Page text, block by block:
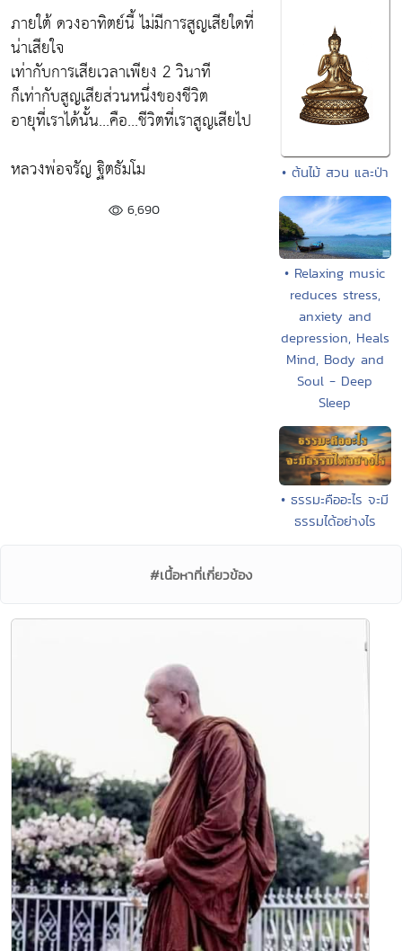
ภายใต้ ดวงอาทิตย์นี้ ไม่มีการสูญเสียใดที่
น่าเสียใจ
เท่ากับการเสียเวลาเพียง 2 วินาที
ก็เท่ากับสูญเสียส่วนหนึ่งของชีวิต
อายุที่เราได้นั้น...คือ...ชีวิตที่เราสูญเสียไป
หลวงพ่อจรัญ ฐิตธัมโม
6,690
• ต้นไม้ สวน และป่า
• Relaxing music
reduces stress,
anxiety and
depression, Heals
Mind, Body and
Soul - Deep
Sleep
• ธรรมะคืออะไร จะมี
ธรรมได้อย่างไร
#เนื้อหาที่เกี่ยวข้อง